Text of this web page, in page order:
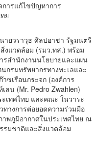
ารแก้ไขปัญหาการ
ย
ายวราวุธ ศิลปอาชา รัฐมนตรี
งแวดล้อม (รมว.ทส.) พร้อม
สำนักงานนโยบายและแผน
กรมทรัพยากรทางทะเลและ
ซเรือนกระจก (องค์การ
ลน (Mr. Pedro Zwahlen)
เทศไทย และคณะ ในวาระ
างการต่อยอดความร่วมมือ
พภูมิอากาศในประเทศไทย ณ
รมชาติและสิ่งแวดล้อม